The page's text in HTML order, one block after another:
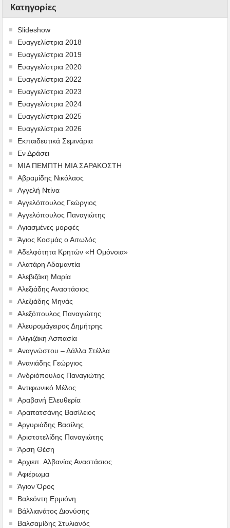
Kατηγορίες
Slideshow
Ευαγγελίστρια 2018
Ευαγγελίστρια 2019
Ευαγγελίστρια 2020
Ευαγγελίστρια 2022
Ευαγγελίστρια 2023
Ευαγγελίστρια 2024
Ευαγγελίστρια 2025
Ευαγγελίστρια 2026
Εκπαιδευτικά Σεμινάρια
Εν Δράσει
ΜΙΑ ΠΕΜΠΤΗ ΜΙΑ ΣΑΡΑΚΟΣΤΗ
Αβραμίδης Νικόλαος
Αγγελή Ντίνα
Αγγελόπουλος Γεώργιος
Αγγελόπουλος Παναγιώτης
Αγιασμένες μορφές
Άγιος Κοσμάς ο Αιτωλός
Αδελφότητα Κρητών «Η Ομόνοια»
Αλατάρη Αδαμαντία
Αλεβιζάκη Μαρία
Αλεξιάδης Αναστάσιος
Αλεξιάδης Μηνάς
Αλεξόπουλος Παναγιώτης
Αλευρομάγειρος Δημήτρης
Αλιγιζάκη Ασπασία
Αναγνώστου – Δάλλα Στέλλα
Ανανιάδης Γεώργιος
Ανδριόπουλος Παναγιώτης
Αντιφωνικό Μέλος
Αραβανή Ελευθερία
Αραπατσάνης Βασίλειος
Αργυριάδης Βασίλης
Αριστοτελίδης Παναγιώτης
Άρση Θέση
Αρχιεπ. Αλβανίας Αναστάσιος
Αφιέρωμα
Άγιον Όρος
Βαλεόντη Ερμιόνη
Βάλλιανάτος Διονύσης
Βαλσαμίδης Στυλιανός